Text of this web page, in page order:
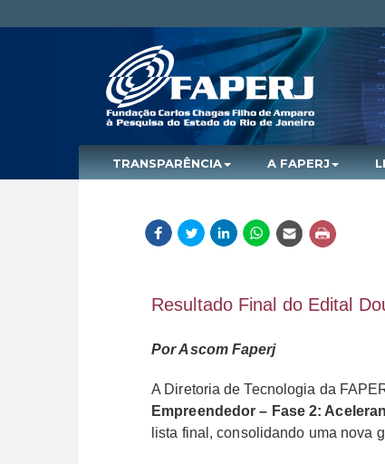
TRANSPARÊNCIA A FAPERJ
Resultado Final do Edital
Por Ascom Faperj
A Diretoria de Tecnologia da
Empreendedor – Fase 2:
lista final, consolidando uma nova